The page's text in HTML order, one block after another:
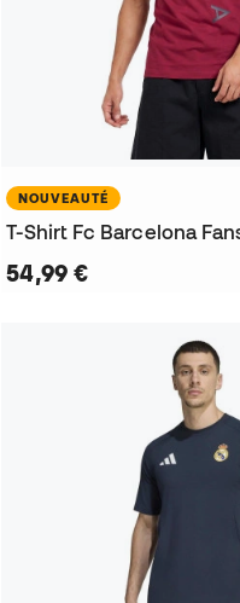
NOUVEAUTÉ
54,99 €